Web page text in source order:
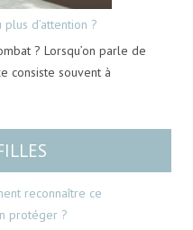
d’attention ?
? Lorsqu’on parle de
consiste souvent à
reconnaître ce
protéger ?